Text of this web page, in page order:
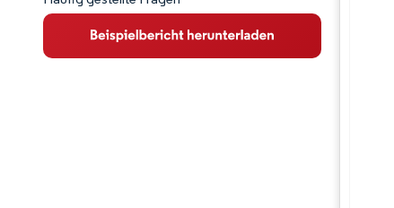
Wichtige Markttrends